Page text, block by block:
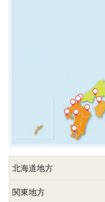
北海道地方
関東地方